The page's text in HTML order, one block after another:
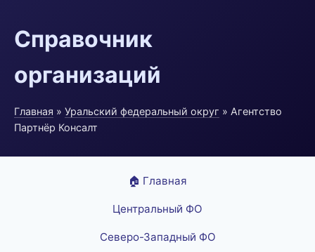
Справочник
организаций
Главная » Уральский федеральный округ » Агентство
Партнёр Консалт
🏠 Главная
Центральный ФО
Северо-Западный ФО